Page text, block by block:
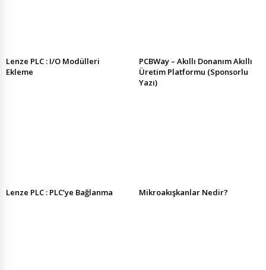
Lenze PLC : I/O Modülleri
Ekleme
PCBWay – Akıllı Donanım Akıllı
Üretim Platformu (Sponsorlu
Yazı)
Lenze PLC : PLC’ye Bağlanma Mikroakışkanlar Nedir?